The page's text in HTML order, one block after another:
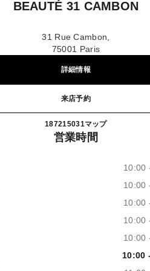
BEAUTÉ 31 CAMBON
31 Rue Cambon,
75001 Paris
詳細情報
来店予約
電話
187215031マップBoutique
営業時間
10:00
10:00
10:00
10:00
10:00
10:00